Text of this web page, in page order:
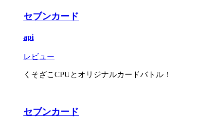
セブンカード
api
レビュー
くそざこCPUとオリジナルカードバトル！
セブンカード